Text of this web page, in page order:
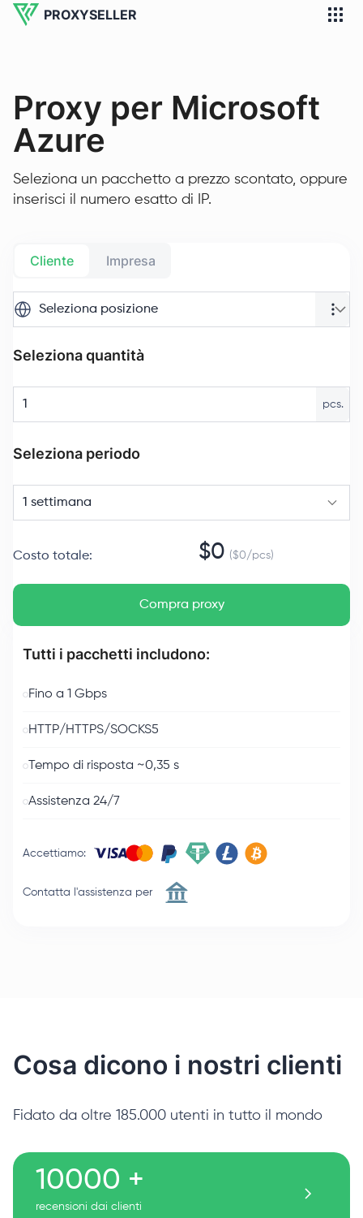
PROXYSELLER
Proxy per Microsoft
Azure
Seleziona un pacchetto a prezzo scontato, oppure
inserisci il numero esatto di IP.
Cliente Impresa
Seleziona posizione
Seleziona quantità
pcs.
Seleziona periodo
1 settimana
Costo totale: $0 ($0/pcs)
Compra proxy
Tutti i pacchetti includono:
Fino a 1 Gbps
HTTP/HTTPS/SOCKS5
Tempo di risposta ~0,35 s
Assistenza 24/7
Accettiamo:
Contatta l'assistenza per
Cosa dicono i nostri clienti
Fidato da oltre 185.000 utenti in tutto il mondo
10000 +
recensioni dai clienti